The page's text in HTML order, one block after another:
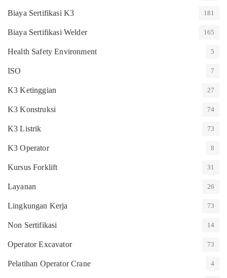
Biaya Sertifikasi K3 181
Biaya Sertifikasi Welder 165
Health Safety Environment 5
ISO 7
K3 Ketinggian 27
K3 Konstruksi 74
K3 Listrik 73
K3 Operator 8
Kursus Forklift 31
Layanan 26
Lingkungan Kerja 73
Non Sertifikasi 14
Operator Excavator 73
Pelatihan Operator Crane 4